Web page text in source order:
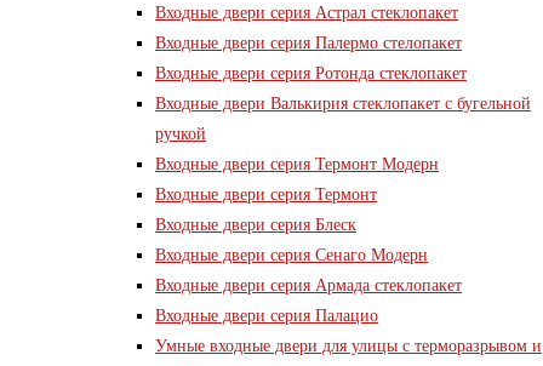
Входные двери серия Астрал стеклопакет
Входные двери серия Палермо стелопакет
Входные двери серия Ротонда стеклопакет
Входные двери Валькирия стеклопакет с бугельной
ручкой
Входные двери серия Термонт Модерн
Входные двери серия Термонт
Входные двери серия Блеск
Входные двери серия Сенаго Модерн
Входные двери серия Армада стеклопакет
Входные двери серия Палацио
Умные входные двери для улицы с терморазрывом и